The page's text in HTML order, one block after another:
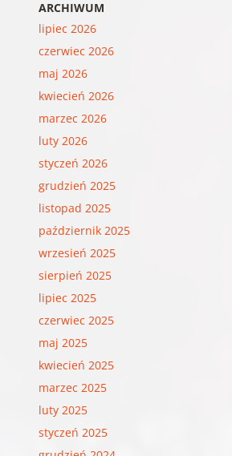
ARCHIWUM
lipiec 2026
czerwiec 2026
maj 2026
kwiecień 2026
marzec 2026
luty 2026
styczeń 2026
grudzień 2025
listopad 2025
październik 2025
wrzesień 2025
sierpień 2025
lipiec 2025
czerwiec 2025
maj 2025
kwiecień 2025
marzec 2025
luty 2025
styczeń 2025